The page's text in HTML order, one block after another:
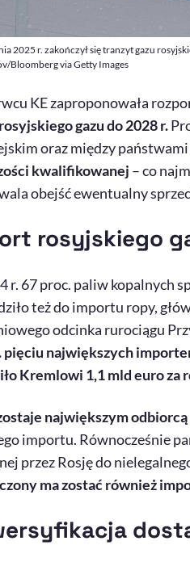
2025 r. zakończył się tranzyt gazu
Bloomberg via Getty Images
KE zaproponowała
gazu do 2028 r.
oraz między
kwalifikowanej – co
obejść ewentualny
rosyjskiego
r. 67 proc. paliw kopalnych
też do importu ropy,
odcinka rurociągu
pięciu największych
Kremlowi 1,1 mld euro
największym
importu. Równocześnie
przez Rosję do
ma zostać również